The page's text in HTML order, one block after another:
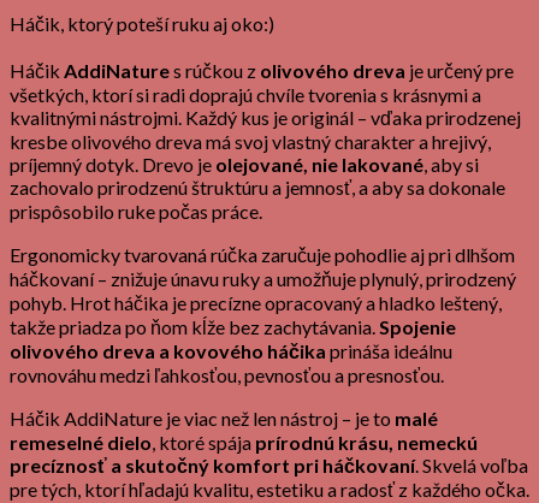
Háčik, ktorý poteší ruku aj oko:)
Háčik AddiNatures rúčkou z olivového dreva je určený pre
všetkých, ktorí si radi doprajú chvíle tvorenia s krásnymi a
kvalitnými nástrojmi. Každý kus je originál – vďaka prirodzenej
kresbe olivového dreva má svoj vlastný charakter a hrejivý,
príjemný dotyk. Drevo je olejované, nie lakované, aby si
zachovalo prirodzenú štruktúru a jemnosť, a aby sa dokonale
prispôsobilo ruke počas práce.
Ergonomicky tvarovaná rúčka zaručuje pohodlie aj pri dlhšom
háčkovaní – znižuje únavu ruky a umožňuje plynulý, prirodzený
pohyb. Hrot háčika je precízne opracovaný a hladko leštený,
takže priadza po ňom kĺže bez zachytávania.Spojenie
olivového dreva a kovového háčika prináša ideálnu
rovnováhu medzi ľahkosťou, pevnosťou a presnosťou.
Háčik AddiNature je viac než len nástroj – je to malé
remeselné dielo, ktoré spája prírodnú krásu, nemeckú
precíznosť a skutočný komfort pri háčkovaní. Skvelá voľba
pre tých, ktorí hľadajú kvalitu, estetiku a radosť z každého očka.